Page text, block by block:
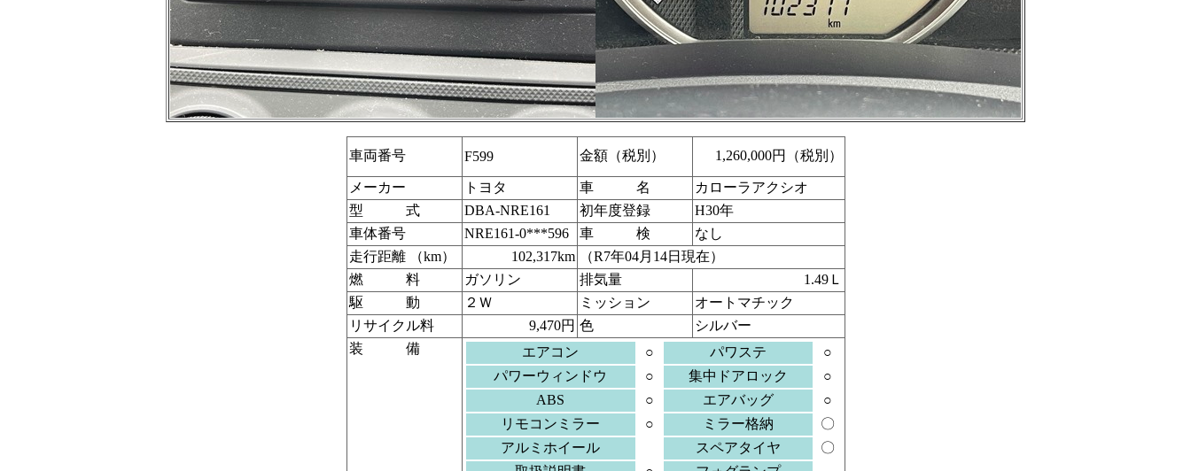
車両番号 F599 金額（税別） 1,260,000円（税別）
メーカー トヨタ 車 名
カローラアクシオ
型 式
DBA-NRE161 初年度登録
H30年
車体番号
NRE161-0***596 車 検
なし
走行距離 （km）
102,317km
（R7年04月14日現在）
燃 料
ガソリン 排気量
1.49Ｌ
駆 動
２Ｗ ミッション
オートマチック
リサイクル料
9,470円 色
シルバー
装 備
エアコン ○ パワステ
○
パワーウィンドウ
○ 集中ドアロック
○
ABS
○ エアバッグ
○
リモコンミラー
○ ミラー格納
〇
アルミホイール
スペアタイヤ
〇